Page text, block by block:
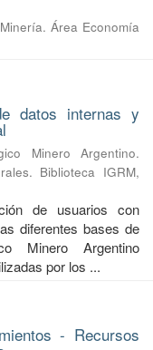
Área Economía
datos internas y
Minero Argentino.
Biblioteca IGRM,
de usuarios con
diferentes bases de
Minero Argentino
por los ...
- Recursos